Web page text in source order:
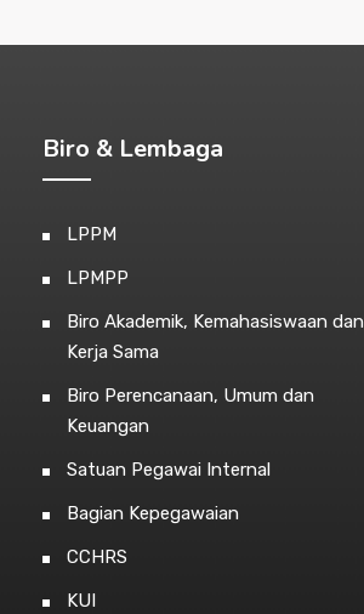
Biro & Lembaga
LPPM
LPMPP
Biro Akademik, Kemahasiswaan dan
Kerja Sama
Biro Perencanaan, Umum dan
Keuangan
Satuan Pegawai Internal
Bagian Kepegawaian
CCHRS
KUI